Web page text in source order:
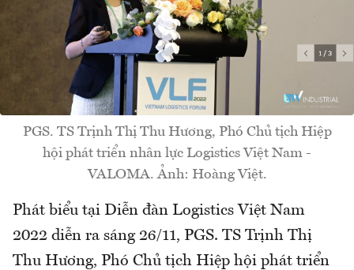
PGS. TS Trịnh Thị Thu Hương, Phó Chủ tịch Hiệp
hội phát triển nhân lực Logistics Việt Nam -
VALOMA. Ảnh: Hoàng Việt.
Phát biểu tại Diễn đàn Logistics Việt Nam
2022 diễn ra sáng 26/11, PGS. TS Trịnh Thị
Thu Hương, Phó Chủ tịch Hiệp hội phát triển